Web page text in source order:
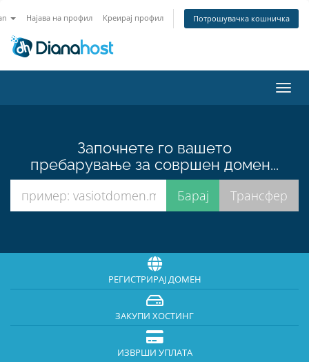
Најава на профил Креирај профил Потрошувачка кошничка
ја
Започнете го вашето
пребарување за совршен домен...
РЕГИСТРИРАЈ ДОМЕН
ЗАКУПИ ХОСТИНГ
ИЗВРШИ УПЛАТА